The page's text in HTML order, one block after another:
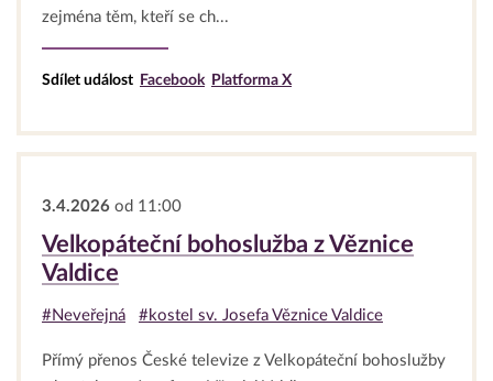
zejména těm, kteří se ch...
Sdílet událost Facebook Platforma X
3.4.2026 od 11:00
Velkopáteční bohoslužba z Věznice
Valdice
#Neveřejná #kostel sv. Josefa Věznice Valdice
Přímý přenos České televize z Velkopáteční bohoslužby